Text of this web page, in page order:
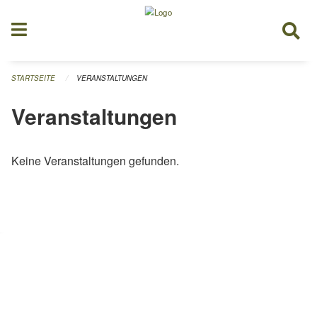
STARTSEITE VERANSTALTUNGEN
Veranstaltungen
Keine Veranstaltungen gefunden.